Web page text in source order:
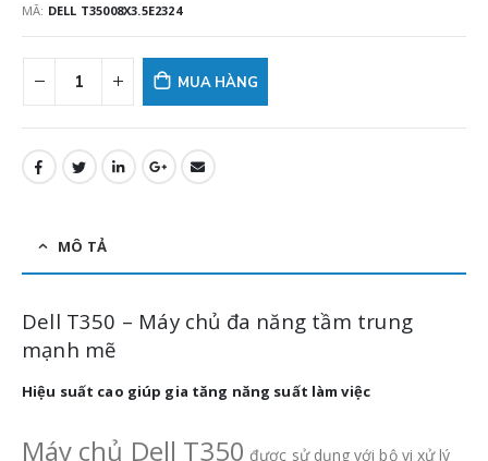
MÃ: DELL T35008X3.5E2324
MUA HÀNG
MÔ TẢ
Dell T350 – Máy chủ đa năng tầm trung
mạnh mẽ
Hiệu suất cao giúp gia tăng năng suất làm việc
Máy chủ Dell T350 được sử dụng với bộ vi xử lý